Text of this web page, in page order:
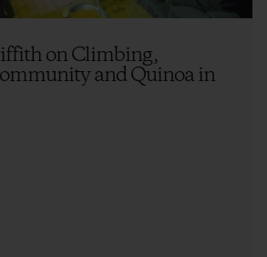
on Climbing,
and Quinoa in